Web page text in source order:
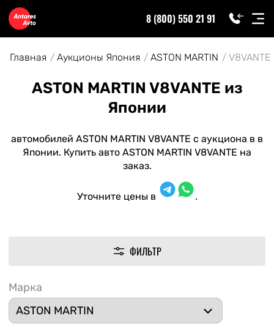
8 (800) 550 21 91
Главная Аукционы Япония ASTON MARTIN V8VANTE
ASTON MARTIN V8VANTE из
Японии
автомобилей ASTON MARTIN V8VANTE с аукциона в в
Японии. Купить авто ASTON MARTIN V8VANTE на
заказ.
Уточните цены в .
ФИЛЬТР
Марка